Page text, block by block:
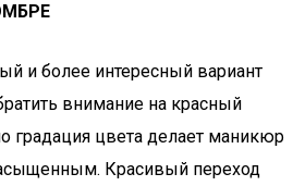
и более интересный вариант
внимание на красный
цвета делает маникюр
Красивый переход